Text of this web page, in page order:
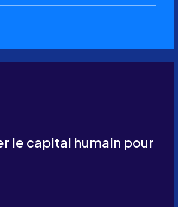
le capital humain pour